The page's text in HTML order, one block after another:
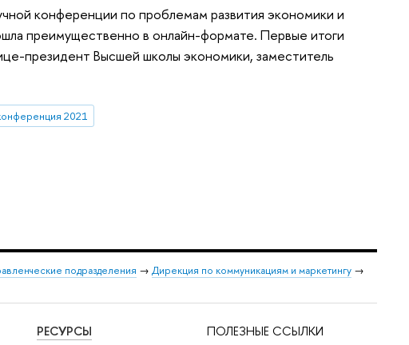
конференции по проблемам развития экономики и
преимущественно в онлайн-формате. Первые итоги
президент Высшей школы экономики, заместитель
2021
подразделения → Дирекция по коммуникациям и маркетингу →
РЕСУРСЫ ПОЛЕЗНЫЕ ССЫЛКИ